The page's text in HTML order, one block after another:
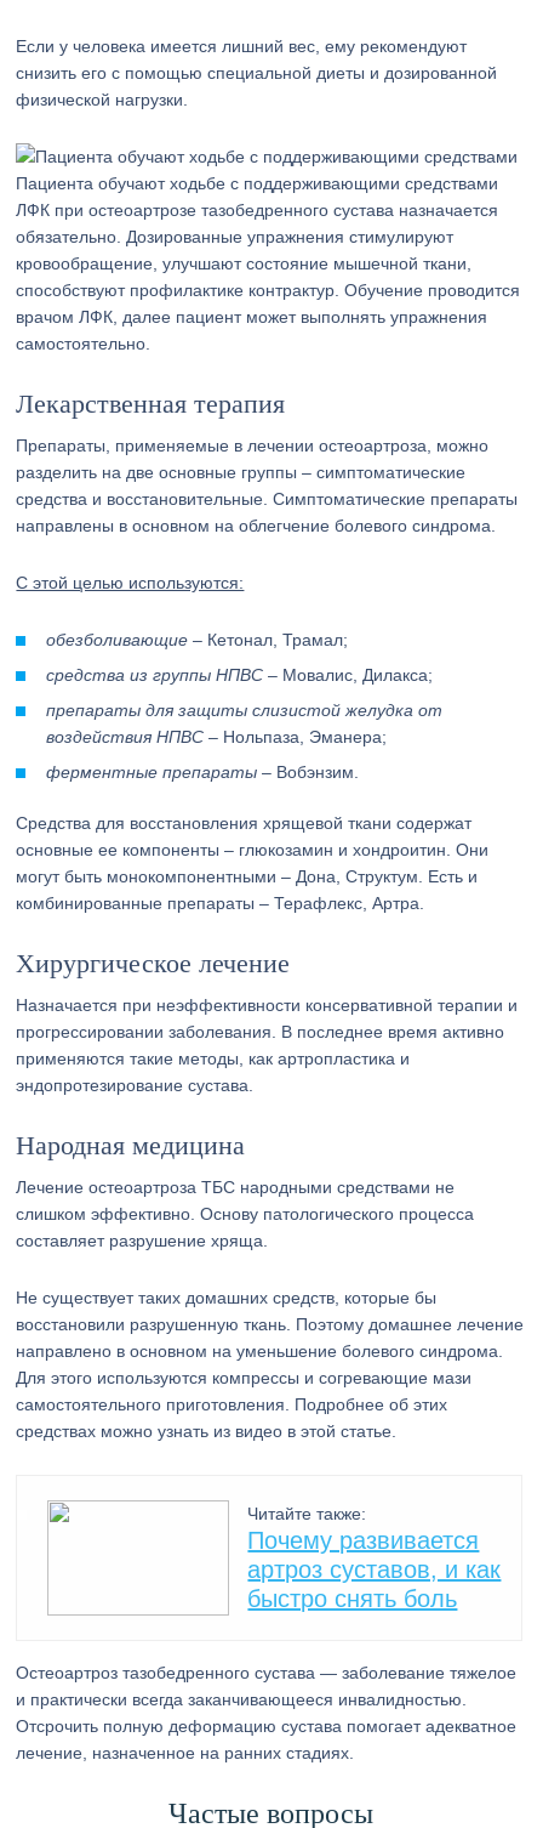
Если у человека имеется лишний вес, ему рекомендуют
снизить его с помощью специальной диеты и дозированной
физической нагрузки.
Пациента обучают ходьбе с поддерживающими средствами
ЛФК при остеоартрозе тазобедренного сустава назначается
обязательно. Дозированные упражнения стимулируют
кровообращение, улучшают состояние мышечной ткани,
способствуют профилактике контрактур. Обучение проводится
врачом ЛФК, далее пациент может выполнять упражнения
самостоятельно.
Лекарственная терапия
Препараты, применяемые в лечении остеоартроза, можно
разделить на две основные группы – симптоматические
средства и восстановительные. Симптоматические препараты
направлены в основном на облегчение болевого синдрома.
С этой целью используются:
обезболивающие – Кетонал, Трамал;
средства из группы НПВС – Мовалис, Дилакса;
препараты для защиты слизистой желудка от
воздействия НПВС – Нольпаза, Эманера;
ферментные препараты – Вобэнзим.
Средства для восстановления хрящевой ткани содержат
основные ее компоненты – глюкозамин и хондроитин. Они
могут быть монокомпонентными – Дона, Структум. Есть и
комбинированные препараты – Терафлекс, Артра.
Хирургическое лечение
Назначается при неэффективности консервативной терапии и
прогрессировании заболевания. В последнее время активно
применяются такие методы, как артропластика и
эндопротезирование сустава.
Народная медицина
Лечение остеоартроза ТБС народными средствами не
слишком эффективно. Основу патологического процесса
составляет разрушение хряща.
Не существует таких домашних средств, которые бы
восстановили разрушенную ткань. Поэтому домашнее лечение
направлено в основном на уменьшение болевого синдрома.
Для этого используются компрессы и согревающие мази
самостоятельного приготовления. Подробнее об этих
средствах можно узнать из видео в этой статье.
Читайте также:
Почему развивается
артроз суставов, и как
быстро снять боль
Остеоартроз тазобедренного сустава — заболевание тяжелое
и практически всегда заканчивающееся инвалидностью.
Отсрочить полную деформацию сустава помогает адекватное
лечение, назначенное на ранних стадиях.
Частые вопросы